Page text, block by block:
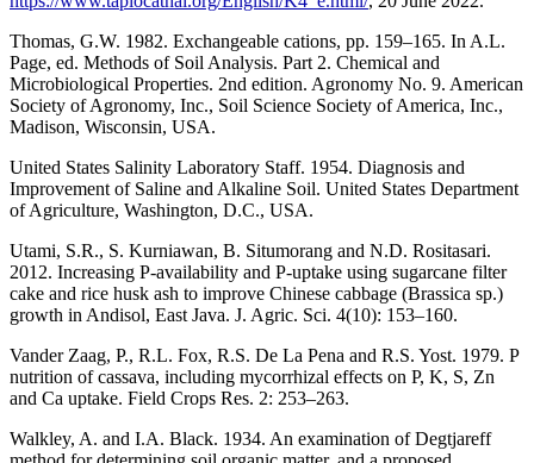
Thomas, G.W. 1982. Exchangeable cations, pp. 159–165. In A.L.
Page, ed. Methods of Soil Analysis. Part 2. Chemical and
Microbiological Properties. 2nd edition. Agronomy No. 9. American
Society of Agronomy, Inc., Soil Science Society of America, Inc.,
Madison, Wisconsin, USA.
United States Salinity Laboratory Staff. 1954. Diagnosis and
Improvement of Saline and Alkaline Soil. United States Department
of Agriculture, Washington, D.C., USA.
Utami, S.R., S. Kurniawan, B. Situmorang and N.D. Rositasari.
2012. Increasing P-availability and P-uptake using sugarcane filter
cake and rice husk ash to improve Chinese cabbage (Brassica sp.)
growth in Andisol, East Java. J. Agric. Sci. 4(10): 153–160.
Vander Zaag, P., R.L. Fox, R.S. De La Pena and R.S. Yost. 1979. P
nutrition of cassava, including mycorrhizal effects on P, K, S, Zn
and Ca uptake. Field Crops Res. 2: 253–263.
Walkley, A. and I.A. Black. 1934. An examination of Degtjareff